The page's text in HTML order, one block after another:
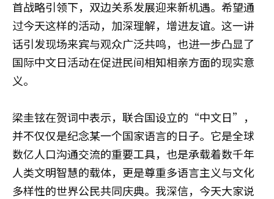
首战略引领下，双边关系发展迎来新机遇。希望通
过今天这样的活动，加深理解，增进友谊。这一讲
话引发现场来宾与观众广泛共鸣，也进一步凸显了
国际中文日活动在促进民间相知相亲方面的现实意
义。
梁圭铉在贺词中表示，联合国设立的“中文日”，
并不仅仅是纪念某一个国家语言的日子。它是全球
数亿人口沟通交流的重要工具，也是承载着数千年
人类文明智慧的载体，更是尊重多语言主义与文化
多样性的世界公民共同庆典。我深信，今天大家说